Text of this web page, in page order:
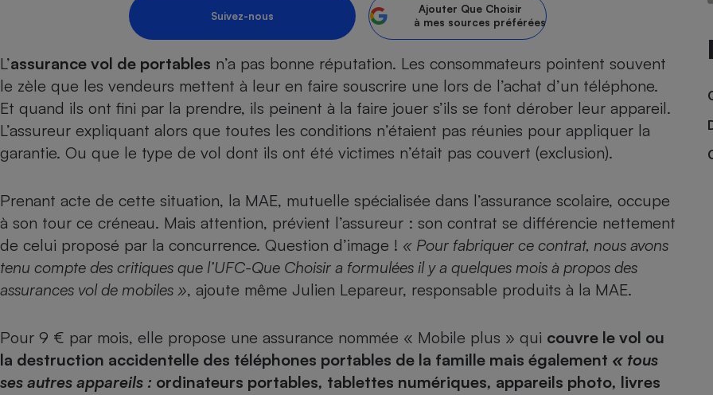
Suivez-nous
Ajouter Que Choisir
à mes sources préférées
L’assurance vol de portables n’a pas bonne réputation. Les consommateurs pointent souvent
le zèle que les vendeurs mettent à leur en faire souscrire une lors de l’achat d’un téléphone.
Et quand ils ont fini par la prendre, ils peinent à la faire jouer s’ils se font dérober leur appareil.
L’assureur expliquant alors que toutes les conditions n’étaient pas réunies pour appliquer la
garantie. Ou que le type de vol dont ils ont été victimes n’était pas couvert (exclusion).
Prenant acte de cette situation, la MAE, mutuelle spécialisée dans l’assurance scolaire, occupe
à son tour ce créneau. Mais attention, prévient l’assureur : son contrat se différencie nettement
de celui proposé par la concurrence. Question d’image ! « Pour fabriquer ce contrat, nous avons
tenu compte des critiques que l’UFC-Que Choisir a formulées il y a quelques mois à propos des
assurances vol de mobiles », ajoute même Julien Lepareur, responsable produits à la MAE.
Pour 9 € par mois, elle propose une assurance nommée « Mobile plus » qui couvre le vol ou
la destruction accidentelle des téléphones portables de la famille mais également « tous
ses autres appareils : ordinateurs portables, tablettes numériques, appareils photo, livres
Supermarché - Drive
Circuits courts et
alimentation locale
Complément
alimentaire
Foie gras
Champagne - Comment choisir une
Mutuelle Banque en ligne
Assurance emprunteur Assurance vie
Comparatif hotte aspirante
Comparatif climatiseur mobile
Comparatif aspirateur balai
Comparatif aspirateur traîneau
Comparatif cafetière automatique
Comparatif robot cuiseur
Gros électroménager
Petit électroménager - Ustensile
Panneaux
photovoltaïques
Comparatif imprimante multifonction
Comparatif ordinateur portable
Comparatif ultrabook
Comparatif tablette tactile
Image et son
Internet
Téléphonie
Comparatif radiateur électrique
Aménagement
Bricolage - Jardinage
Chauffage
Produit d'entretien
Matelas Poêle à granulés
Maladie - Médecine - Médicament
Système de santé - Complémentaire santé
Mutuelle Aide auditive
Retraite
Puériculture - Produit
Tous les comparateurs
Toutes les cartes interactives
Speedtest - Testez le débit de votre
connexion Internet